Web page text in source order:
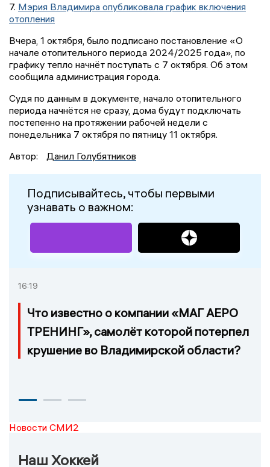
7. Мэрия Владимира опубликовала график включения
отопления
Вчера, 1 октября, было подписано постановление «О
начале отопительного периода 2024/2025 года», по
графику тепло начнёт поступать с 7 октября. Об этом
сообщила администрация города.
Судя по данным в документе, начало отопительного
периода начнётся не сразу, дома будут подключать
постепенно на протяжении рабочей недели с
понедельника 7 октября по пятницу 11 октября.
Автор:
Данил Голубятников
Подписывайтесь, чтобы первыми
узнавать о важном:
16:19
Что известно о компании «МАГ АЕРО
ТРЕНИНГ», самолёт которой потерпел
крушение во Владимирской области?
Новости СМИ2
Наш Хоккей